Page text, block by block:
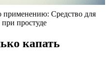
применению: Средство для
простуде
капать